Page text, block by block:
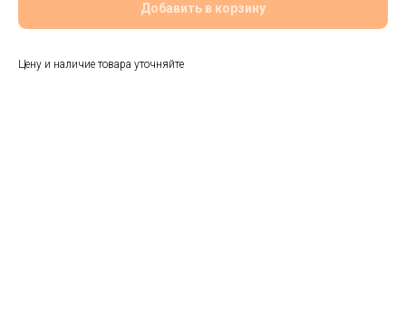
Добавить в корзину
Цену и наличие товара уточняйте